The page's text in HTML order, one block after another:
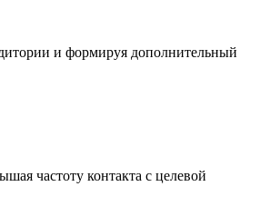
и формируя дополнительный
частоту контакта с целевой